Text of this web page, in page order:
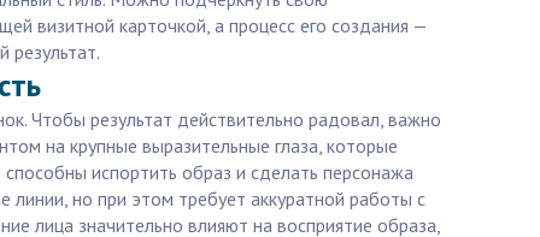
визитной карточкой, а процесс его создания —
результат.
Чтобы результат действительно радовал, важно
на крупные выразительные глаза, которые
испортить образ и сделать персонажа
но при этом требует аккуратной работы с
лица значительно влияют на восприятие образа,